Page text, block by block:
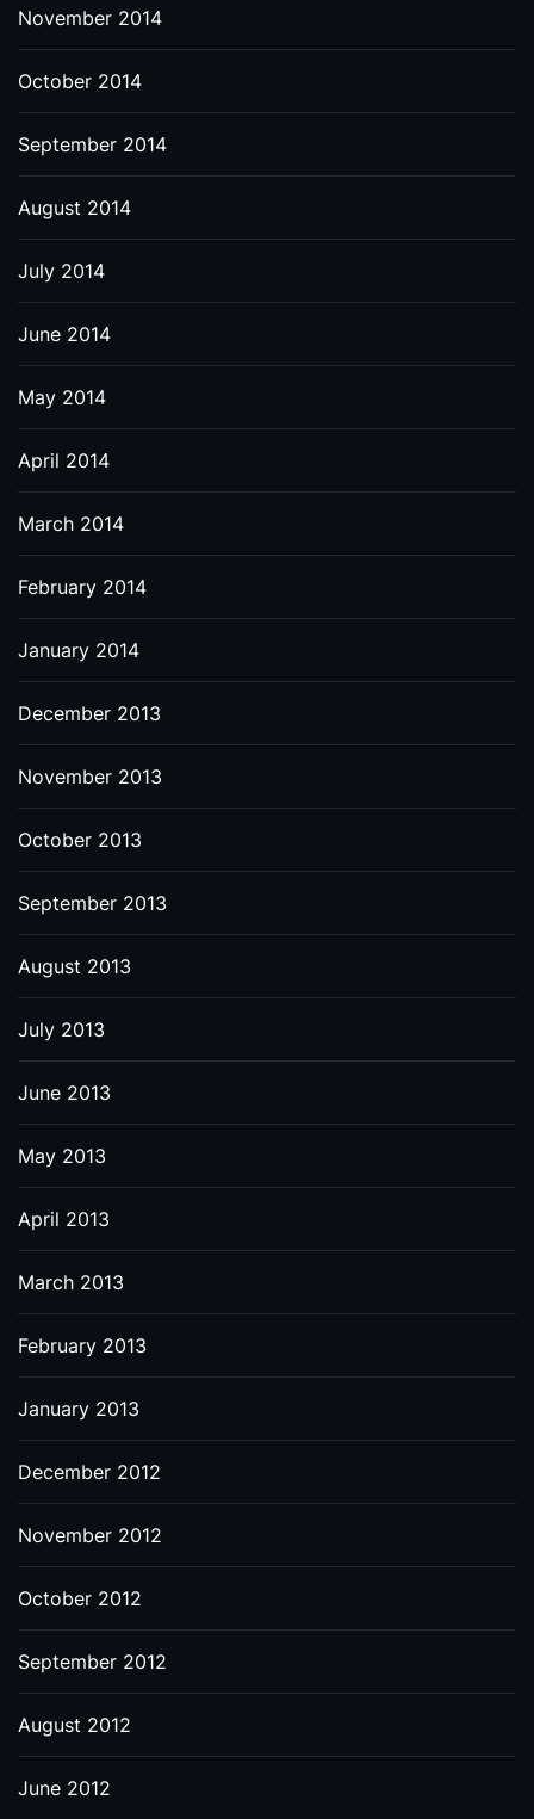
November 2014
October 2014
September 2014
August 2014
July 2014
June 2014
May 2014
April 2014
March 2014
February 2014
January 2014
December 2013
November 2013
October 2013
September 2013
August 2013
July 2013
June 2013
May 2013
April 2013
March 2013
February 2013
January 2013
December 2012
November 2012
October 2012
September 2012
August 2012
June 2012